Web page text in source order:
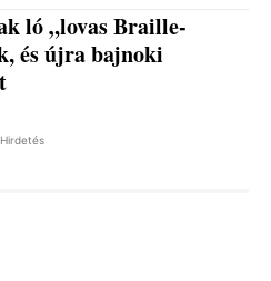
ló „lovas Braille-
és újra bajnoki
Hirdetés